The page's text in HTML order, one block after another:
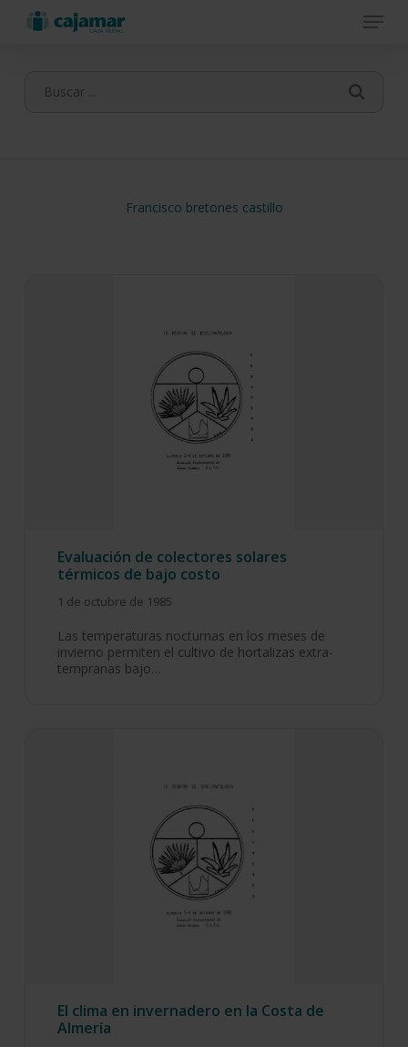
Menu
Francisco bretones castillo
Evaluación de colectores solares
térmicos de bajo costo
1 de octubre de 1985
Las temperaturas nocturnas en los meses de
invierno permiten el cultivo de hortalizas extra-
tempranas bajo…
El clima en invernadero en la Costa de
Almería